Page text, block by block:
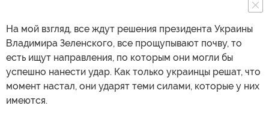
На мой взгляд, все ждут решения президента Украины
Владимира Зеленского, все прощупывают почву, то
есть ищут направления, по которым они могли бы
успешно нанести удар. Как только украинцы решат, что
момент настал, они ударят теми силами, которые у них
имеются.